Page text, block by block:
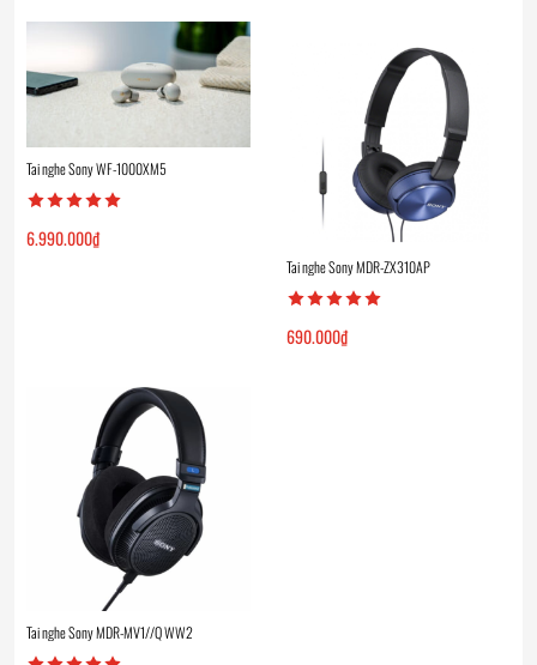
Tai nghe Sony WF-1000XM5
6.990.000₫
Tai nghe Sony MDR-ZX310AP
690.000₫
Tai nghe Sony MDR-MV1//Q WW2